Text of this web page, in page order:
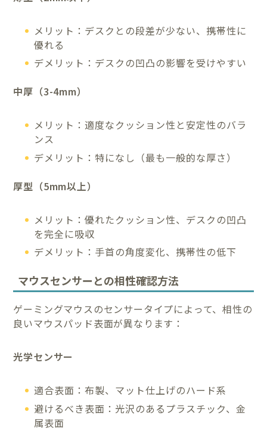
メリット：デスクとの段差が少ない、携帯性に
優れる
デメリット：デスクの凹凸の影響を受けやすい
中厚（3-4mm）
メリット：適度なクッション性と安定性のバラ
ンス
デメリット：特になし（最も一般的な厚さ）
厚型（5mm以上）
メリット：優れたクッション性、デスクの凹凸
を完全に吸収
デメリット：手首の角度変化、携帯性の低下
マウスセンサーとの相性確認方法
ゲーミングマウスのセンサータイプによって、相性の
良いマウスパッド表面が異なります：
光学センサー
適合表面：布製、マット仕上げのハード系
避けるべき表面：光沢のあるプラスチック、金
属表面